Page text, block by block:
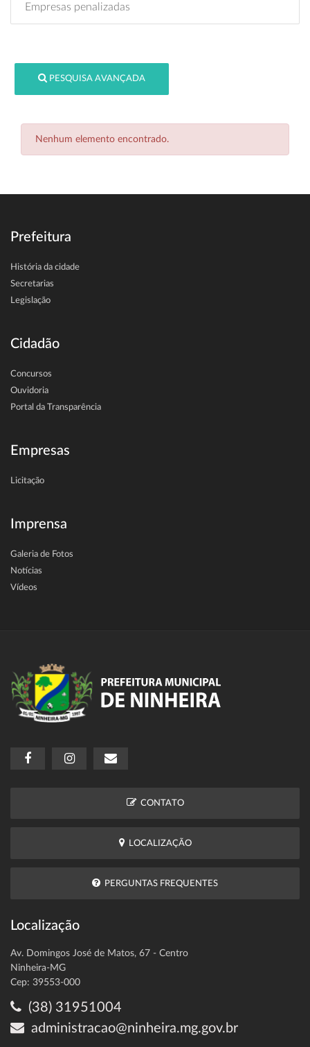
Empresas penalizadas
PESQUISA AVANÇADA
Nenhum elemento encontrado.
Prefeitura
História da cidade
Secretarias
Legislação
Cidadão
Concursos
Ouvidoria
Portal da Transparência
Empresas
Licitação
Imprensa
Galeria de Fotos
Notícias
Vídeos
CONTATO
LOCALIZAÇÃO
PERGUNTAS FREQUENTES
Localização
Av. Domingos José de Matos, 67 - Centro
Ninheira-MG
Cep: 39553-000
(38) 31951004
administracao@ninheira.mg.gov.br